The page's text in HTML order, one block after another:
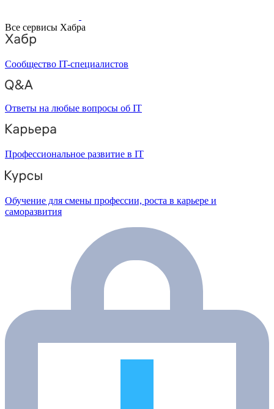
Все сервисы Хабра
Сообщество IT-специалистов
Ответы на любые вопросы об IT
Профессиональное развитие в IT
Обучение для смены профессии, роста в карьере и
саморазвития